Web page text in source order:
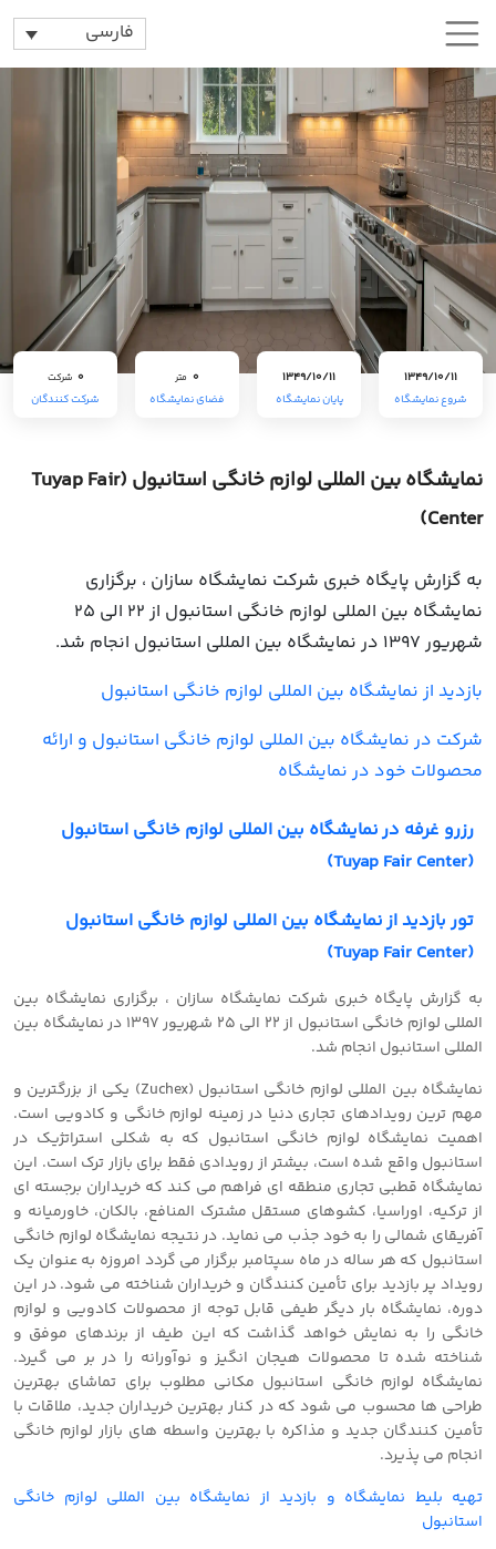
فارسی
1349/10/11
شروع نمایشگاه
1349/10/11
پایان نمایشگاه
0 متر
فضای نمایشگاه
0 شرکت
شرکت کنندگان
نمایشگاه بین المللی لوازم خانگی استانبول (Tuyap Fair
Center)
به گزارش پایگاه خبری شرکت نمایشگاه سازان ، برگزاری
نمایشگاه بین المللی لوازم خانگی استانبول از 22 الی 25
شهریور 1397 در نمایشگاه بین المللی استانبول انجام شد.
بازدید از نمایشگاه بین المللی لوازم خانگی استانبول
شرکت در نمایشگاه بین المللی لوازم خانگی استانبول و ارائه
محصولات خود در نمایشگاه
رزرو غرفه در نمایشگاه بین المللی لوازم خانگی استانبول
(Tuyap Fair Center)
تور بازدید از نمایشگاه بین المللی لوازم خانگی استانبول
(Tuyap Fair Center)
به گزارش پایگاه خبری شرکت نمایشگاه سازان ، برگزاری نمایشگاه بین
المللی لوازم خانگی استانبول از 22 الی 25 شهریور 1397 در نمایشگاه بین
المللی استانبول انجام شد.
نمایشگاه بین المللی لوازم خانگی استانبول (Zuchex) یکی از بزرگترین و
مهم ترین رویدادهای تجاری دنیا در زمینه لوازم خانگی و کادویی است.
اهمیت نمایشگاه لوازم خانگی استانبول که به شکلی استراتژیک در
استانبول واقع شده است، بیشتر از رویدادی فقط برای بازار ترک است. این
نمایشگاه قطبی تجاری منطقه ای فراهم می کند که خریداران برجسته ای
از ترکیه، اوراسیا، کشوهای مستقل مشترک المنافع، بالکان، خاورمیانه و
آفریقای شمالی را به خود جذب می نماید. در نتیجه نمایشگاه لوازم خانگی
استانبول که هر ساله در ماه سپتامبر برگزار می گردد امروزه به عنوان یک
رویداد پر بازدید برای تأمین کنندگان و خریداران شناخته می شود. در این
دوره، نمایشگاه بار دیگر طیفی قابل توجه از محصولات کادویی و لوازم
خانگی را به نمایش خواهد گذاشت که این طیف از برندهای موفق و
شناخته شده تا محصولات هیجان انگیز و نوآورانه را در بر می گیرد.
نمایشگاه لوازم خانگی استانبول مکانی مطلوب برای تماشای بهترین
طراحی ها محسوب می شود که در کنار بهترین خریداران جدید، ملاقات با
تأمین کنندگان جدید و مذاکره با بهترین واسطه های بازار لوازم خانگی
انجام می پذیرد.
تهیه بلیط نمایشگاه و بازدید از نمایشگاه بین المللی لوازم خانگی
استانبول